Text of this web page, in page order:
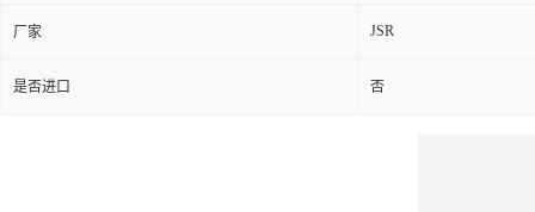
厂家 JSR
是否进口 否